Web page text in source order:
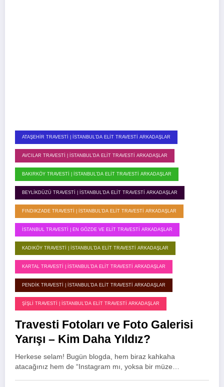
ATAŞEHIR TRAVESTI | İSTANBUL’DA ELIT TRAVESTI ARKADAŞLAR
AVCILAR TRAVESTI | İSTANBUL’DA ELIT TRAVESTI ARKADAŞLAR
BAKIRKÖY TRAVESTI | İSTANBUL’DA ELIT TRAVESTI ARKADAŞLAR
BEYLIKDÜZÜ TRAVESTI | İSTANBUL’DA ELIT TRAVESTI ARKADAŞLAR
FINDIKZADE TRAVESTI | İSTANBUL’DA ELIT TRAVESTI ARKADAŞLAR
İSTANBUL TRAVESTI | EN GÖZDE VE ELIT TRAVESTI ARKADAŞLAR
KADIKÖY TRAVESTI | İSTANBUL’DA ELIT TRAVESTI ARKADAŞLAR
KARTAL TRAVESTI | İSTANBUL’DA ELIT TRAVESTI ARKADAŞLAR
PENDIK TRAVESTI | İSTANBUL’DA ELIT TRAVESTI ARKADAŞLAR
ŞIŞLI TRAVESTI | İSTANBUL'DA ELIT TRAVESTI ARKADAŞLAR
Travesti Fotoları ve Foto Galerisi
Yarışı – Kim Daha Yıldız?
Herkese selam! Bugün blogda, hem biraz kahkaha
atacağınız hem de “Instagram mı, yoksa bir müze…